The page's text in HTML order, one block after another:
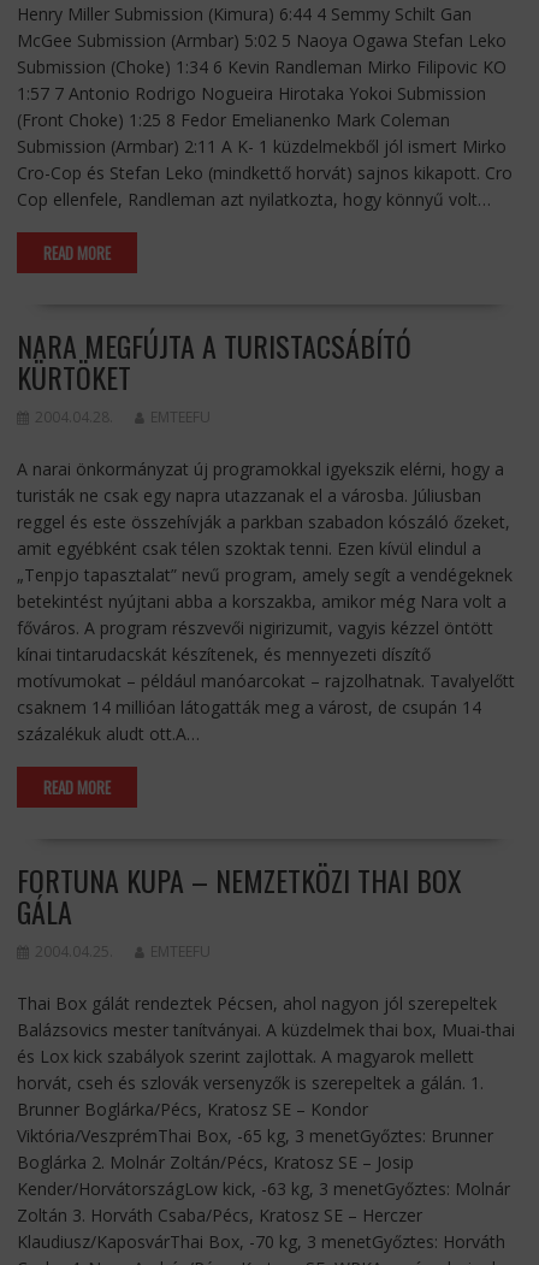
Henry Miller Submission (Kimura) 6:44 4 Semmy Schilt Gan
McGee Submission (Armbar) 5:02 5 Naoya Ogawa Stefan Leko
Submission (Choke) 1:34 6 Kevin Randleman Mirko Filipovic KO
1:57 7 Antonio Rodrigo Nogueira Hirotaka Yokoi Submission
(Front Choke) 1:25 8 Fedor Emelianenko Mark Coleman
Submission (Armbar) 2:11 A K- 1 küzdelmekből jól ismert Mirko
Cro-Cop és Stefan Leko (mindkettő horvát) sajnos kikapott. Cro
Cop ellenfele, Randleman azt nyilatkozta, hogy könnyű volt…
READ MORE
NARA MEGFÚJTA A TURISTACSÁBÍTÓ
KÜRTÖKET
2004.04.28. EMTEEFU
A narai önkormányzat új programokkal igyekszik elérni, hogy a
turisták ne csak egy napra utazzanak el a városba. Júliusban
reggel és este összehívják a parkban szabadon kószáló őzeket,
amit egyébként csak télen szoktak tenni. Ezen kívül elindul a
„Tenpjo tapasztalat” nevű program, amely segít a vendégeknek
betekintést nyújtani abba a korszakba, amikor még Nara volt a
főváros. A program részvevői nigirizumit, vagyis kézzel öntött
kínai tintarudacskát készítenek, és mennyezeti díszítő
motívumokat – például manóarcokat – rajzolhatnak. Tavalyelőtt
csaknem 14 millióan látogatták meg a várost, de csupán 14
százalékuk aludt ott.A…
READ MORE
FORTUNA KUPA – NEMZETKÖZI THAI BOX
GÁLA
2004.04.25. EMTEEFU
Thai Box gálát rendeztek Pécsen, ahol nagyon jól szerepeltek
Balázsovics mester tanítványai. A küzdelmek thai box, Muai-thai
és Lox kick szabályok szerint zajlottak. A magyarok mellett
horvát, cseh és szlovák versenyzők is szerepeltek a gálán. 1.
Brunner Boglárka/Pécs, Kratosz SE – Kondor
Viktória/VeszprémThai Box, -65 kg, 3 menetGyőztes: Brunner
Boglárka 2. Molnár Zoltán/Pécs, Kratosz SE – Josip
Kender/HorvátországLow kick, -63 kg, 3 menetGyőztes: Molnár
Zoltán 3. Horváth Csaba/Pécs, Kratosz SE – Herczer
Klaudiusz/KaposvárThai Box, -70 kg, 3 menetGyőztes: Horváth